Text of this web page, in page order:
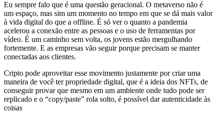
Eu sempre falo que é uma questão geracional. O metaverso não é
um espaço, mas sim um momento no tempo em que se dá mais valor
à vida digital do que a offline. É só ver o quanto a pandemia
acelerou a conexão entre as pessoas e o uso de ferramentas por
vídeo. É um caminho sem volta, os jovens estão mergulhando
fortemente. E as empresas vão seguir porque precisam se manter
conectadas aos clientes.
Cripto pode aproveitar esse movimento justamente por criar uma
maneira de você ter propriedade digital, que é a ideia dos NFTs, de
conseguir provar que mesmo em um ambiente onde tudo pode ser
replicado e o “copy/paste” rola solto, é possível dar autenticidade às
coisas